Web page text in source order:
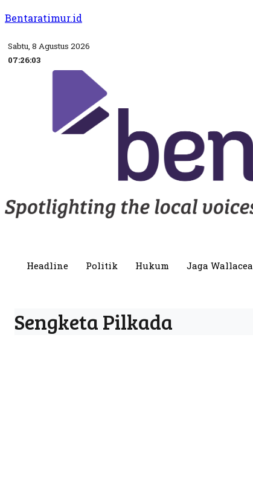
Bentaratimur.id
Sabtu, 8 Agustus 2026
07:26:03
Headline Politik Hukum Jaga Wallacea
Sengketa Pilkada